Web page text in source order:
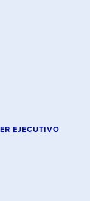
EJECUTIVO